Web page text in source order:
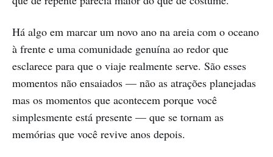
Há algo em marcar um novo ano na areia com o oceano
à frente e uma comunidade genuína ao redor que
esclarece para que o viaje realmente serve. São esses
momentos não ensaiados — não as atrações planejadas
mas os momentos que acontecem porque você
simplesmente está presente — que se tornam as
memórias que você revive anos depois.